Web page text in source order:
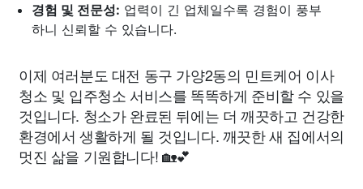
경험 및 전문성: 업력이 긴 업체일수록 경험이 풍부
하니 신뢰할 수 있습니다.
이제 여러분도 대전 동구 가양2동의 민트케어 이사
청소 및 입주청소 서비스를 똑똑하게 준비할 수 있을
것입니다. 청소가 완료된 뒤에는 더 깨끗하고 건강한
환경에서 생활하게 될 것입니다. 깨끗한 새 집에서의
멋진 삶을 기원합니다! 🏡💕